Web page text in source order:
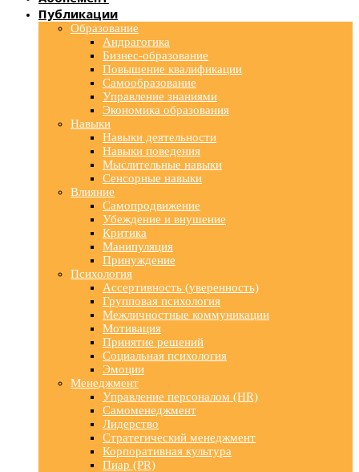
Публикации
Образование
Андрагогика
Бизнес-образование
Повышение квалификации
Самообразование
Управление знаниями
Экономика образования
Навыки
Навыки деятельности
Навыки поведения
Мыслительные навыки
Сенсорные навыки
Влияние
Самопродвижение
Убеждение и внушение
Критика
Манипуляция
Принуждение
Психология
Ассертивность (уверенность)
Групповая психология
Межличностные коммуникации
Мотивация
Принятие решений
Социальная психология
Эмоции
Менеджмент
Управление персоналом (HR)
Самоменеджмент
Лидерство
Стратегический менеджмент
Корпоративная культура
Пиар (PR)